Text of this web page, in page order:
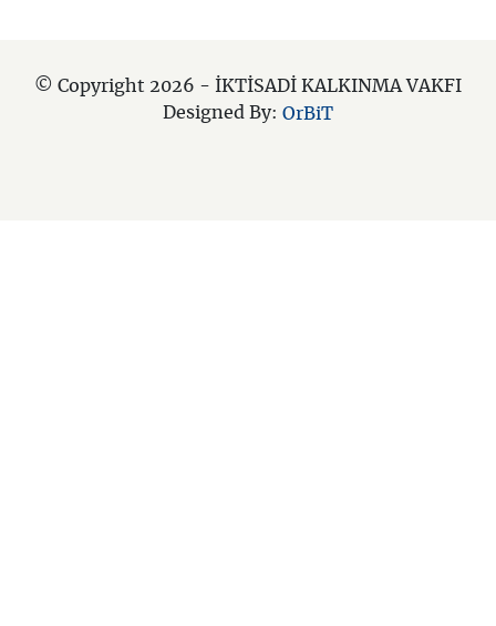
© Copyright 2026 - İKTİSADİ KALKINMA VAKFI
Designed By: OrBiT